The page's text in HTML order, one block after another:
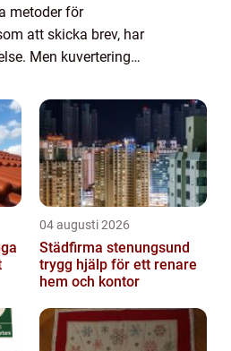
metoder för
att skicka brev, har
Men kuvertering
04 augusti 2026
Städfirma stenungsund
trygg hjälp för ett renare
hem och kontor